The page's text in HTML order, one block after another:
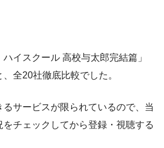
イスクール 高校与太郎完結篇」
全20社徹底比較でした。
サービスが限られているので、当
チェックしてから登録・視聴する